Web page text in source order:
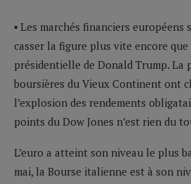
▪ Les marchés financiers européens
casser la figure plus vite encore que
présidentielle de Donald Trump. La
boursières du Vieux Continent ont
l’explosion des rendements
points du Dow Jones n’est rien du
L’euro a atteint son niveau le plus
mai, la Bourse italienne est à son